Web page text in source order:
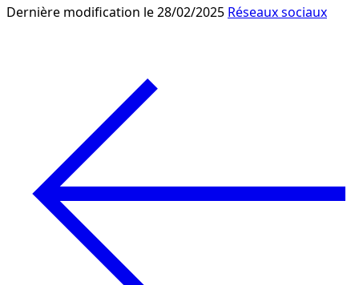
Dernière modification le 28/02/2025 Réseaux sociaux